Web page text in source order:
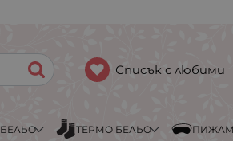
Списък с любими
ТЕРМО БЕЛЬО